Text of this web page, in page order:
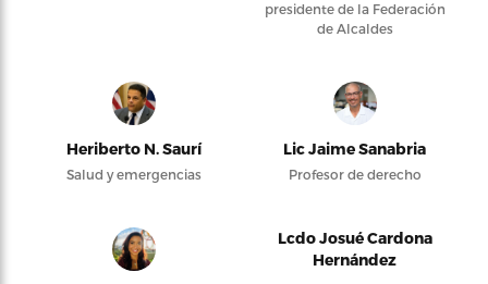
presidente de la Federación
de Alcaldes
Heriberto N. Saurí
Salud y emergencias
Lic Jaime Sanabria
Profesor de derecho
Lcdo Josué Cardona
Hernández